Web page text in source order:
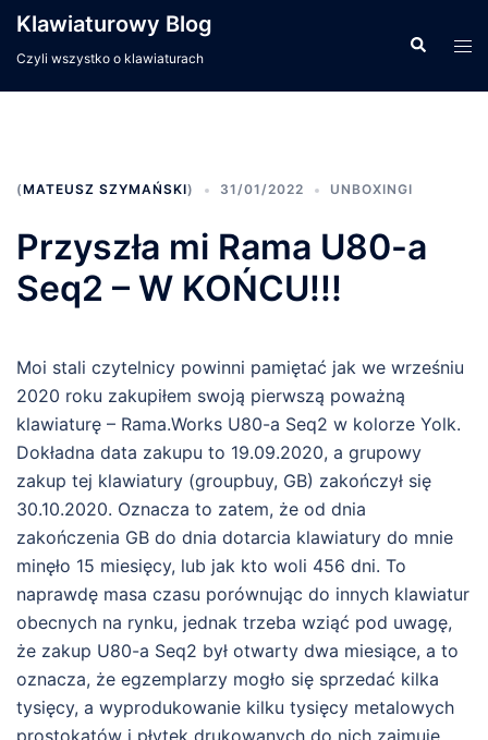
Przejdź
treści
Klawiaturowy Blog
Czyli wszystko o klawiaturach
(MATEUSZ SZYMAŃSKI) 31/01/2022 UNBOXINGI
Przyszła mi Rama U80-a
Seq2 – W KOŃCU!!!
Moi stali czytelnicy powinni pamiętać jak we wrześniu
2020 roku zakupiłem swoją pierwszą poważną
klawiaturę – Rama.Works U80-a Seq2 w kolorze Yolk.
Dokładna data zakupu to 19.09.2020, a grupowy
zakup tej klawiatury (groupbuy, GB) zakończył się
30.10.2020. Oznacza to zatem, że od dnia
zakończenia GB do dnia dotarcia klawiatury do mnie
minęło 15 miesięcy, lub jak kto woli 456 dni. To
naprawdę masa czasu porównując do innych klawiatur
obecnych na rynku, jednak trzeba wziąć pod uwagę,
że zakup U80-a Seq2 był otwarty dwa miesiące, a to
oznacza, że egzemplarzy mogło się sprzedać kilka
tysięcy, a wyprodukowanie kilku tysięcy metalowych
prostokątów i płytek drukowanych do nich zajmuje